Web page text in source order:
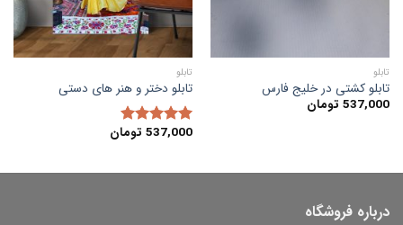
تابلو
تابلو کشتی در خلیج فارس
537,000 تومان
تابلو
تابلو دختر و هنر های دستی
امتیاز5.00537,000 تومان
درباره فروشگاه